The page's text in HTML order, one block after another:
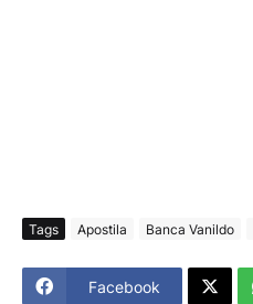
Tags Apostila Banca Vanildo
Facebook